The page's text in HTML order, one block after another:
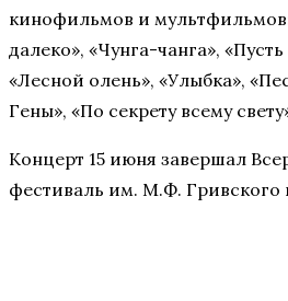
кинофильмов и
далеко», «Чунга-чанга»,
«Лесной олень», «Улыбка»,
Гены», «По секрету всему
Концерт 15 июня завершал
фестиваль им. М.Ф. Гривского